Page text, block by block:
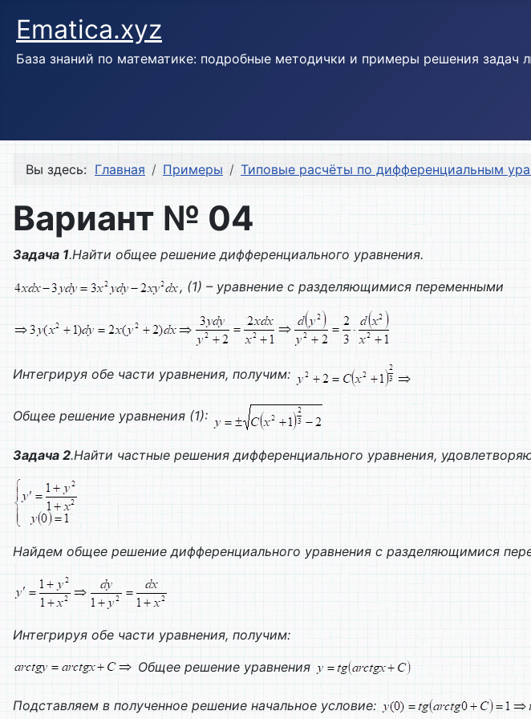
Ematica.xyz
База знаний по математике: подробные методички и примеры решения задач
Вы здесь: Главная Примеры Типовые расчёты по дифференциальным
Вариант № 04
Задача 1.Найти общее решение дифференциального уравнения.
, (1) – уравнение с разделяющимися переменными
Интегрируя обе части уравнения, получим:
Общее решение уравнения (1):
Задача 2.Найти частные решения дифференциального уравнения,
Найдем общее решение дифференциального уравнения с разделяющимися
Интегрируя обе части уравнения, получим:
Общее решение уравнения
Подставляем в полученное решение начальное условие: